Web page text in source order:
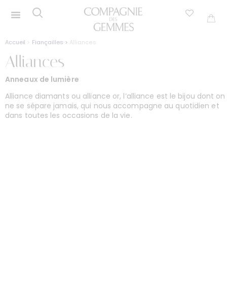
Accueil > Fiançailles > Alliances
Alliances
Anneaux de lumière
Alliance diamants ou alliance or, l’alliance est le bijou dont on
ne se sépare jamais, qui nous accompagne au quotidien et
dans toutes les occasions de la vie.